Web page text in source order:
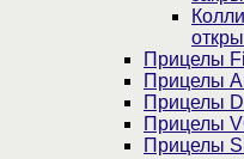
Прицелы
Прицелы
Прицелы
Прицелы
Прицелы